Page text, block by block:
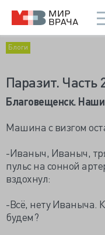
Блоги
Паразит. Часть
Благовещенск.
Машина с визгом
-Иваныч, Иваныч,
пульс на сонной
вздохнул:
-Всё, нету Иваныча.
будем?